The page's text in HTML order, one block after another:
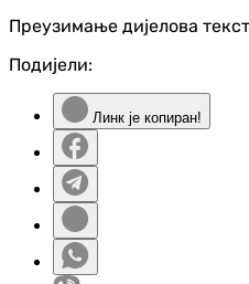
Преузимање дијелова
Подијели:
Линк је копиран!